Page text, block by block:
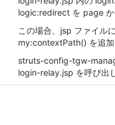
logic:redirect を page か
この場合、jsp ファイル
my:contextPath() を追加
struts-config-tgw-
login-relay.jsp を呼び出